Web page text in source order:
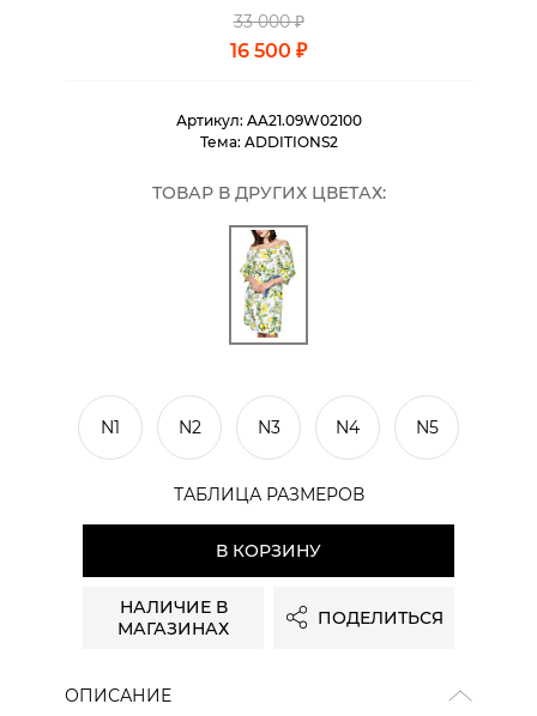
33 000 ₽
16 500 ₽
Артикул: AA21.09W02100
Тема: ADDITIONS2
ТОВАР В ДРУГИХ ЦВЕТАХ:
N1 N2 N3 N4 N5
ТАБЛИЦА РАЗМЕРОВ
В КОРЗИНУ
НАЛИЧИЕ В
МАГАЗИНАХ
ПОДЕЛИТЬСЯ
ОПИСАНИЕ